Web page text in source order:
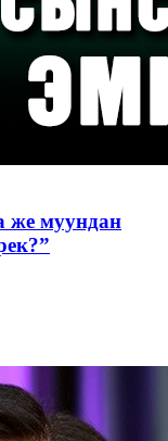
же муундан